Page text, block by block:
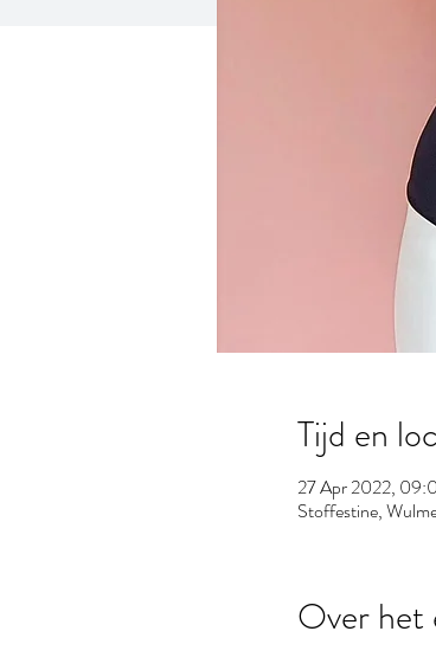
Tijd en
27 Apr 2022,
Stoffestine,
Over het